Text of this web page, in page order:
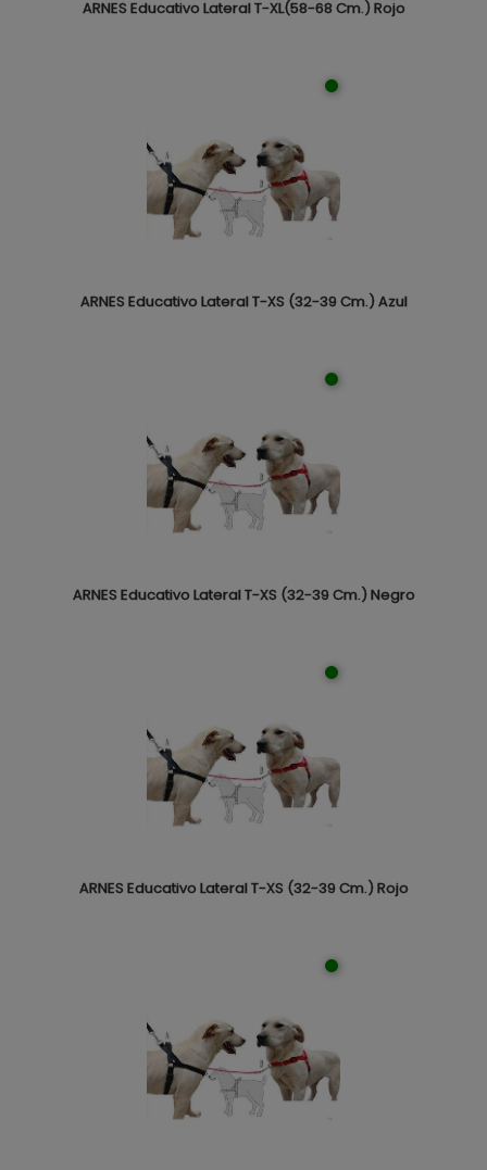
ARNES Educativo Lateral T-XL(58-68 Cm.) Rojo
ARNES Educativo Lateral T-XS (32-39 Cm.) Azul
ARNES Educativo Lateral T-XS (32-39 Cm.) Negro
ARNES Educativo Lateral T-XS (32-39 Cm.) Rojo